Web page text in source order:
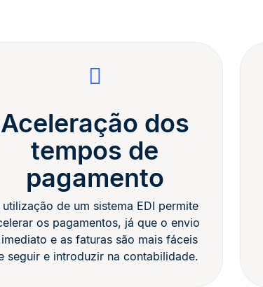
Aceleração dos
tempos de
pagamento
utilização de um sistema EDI permite
os pagamentos, já que o envio
e as faturas são mais fáceis
seguir e introduzir na contabilidade.